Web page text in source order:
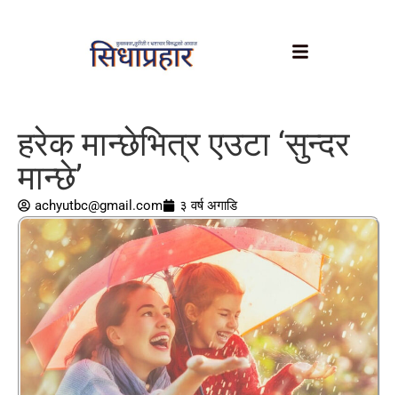
हरेक मान्छेभित्र एउटा ‘सुन्दर
मान्छे’
achyutbc@gmail.com ३ वर्ष अगाडि